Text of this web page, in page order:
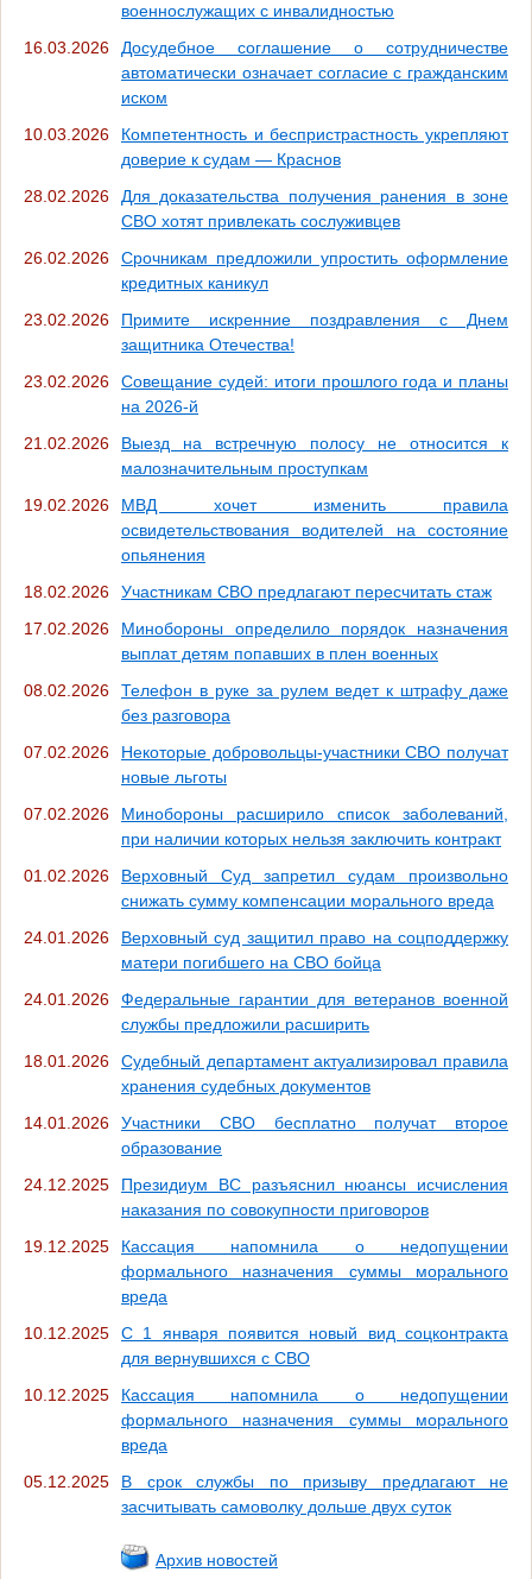
военнослужащих с инвалидностью
16.03.2026
Досудебное соглашение о сотрудничестве
автоматически означает согласие с гражданским
иском
10.03.2026
Компетентность и беспристрастность укрепляют
доверие к судам — Краснов
28.02.2026
Для доказательства получения ранения в зоне
СВО хотят привлекать сослуживцев
26.02.2026
Срочникам предложили упростить оформление
кредитных каникул
23.02.2026
Примите искренние поздравления с Днем
защитника Отечества!
23.02.2026
Совещание судей: итоги прошлого года и планы
на 2026-й
21.02.2026
Выезд на встречную полосу не относится к
малозначительным проступкам
19.02.2026
МВД хочет изменить правила
освидетельствования водителей на состояние
опьянения
18.02.2026
Участникам СВО предлагают пересчитать стаж
17.02.2026
Минобороны определило порядок назначения
выплат детям попавших в плен военных
08.02.2026
Телефон в руке за рулем ведет к штрафу даже
без разговора
07.02.2026
Некоторые добровольцы-участники СВО получат
новые льготы
07.02.2026
Минобороны расширило список заболеваний,
при наличии которых нельзя заключить контракт
01.02.2026
Верховный Суд запретил судам произвольно
снижать сумму компенсации морального вреда
24.01.2026
Верховный суд защитил право на соцподдержку
матери погибшего на СВО бойца
24.01.2026
Федеральные гарантии для ветеранов военной
службы предложили расширить
18.01.2026
Судебный департамент актуализировал правила
хранения судебных документов
14.01.2026
Участники СВО бесплатно получат второе
образование
24.12.2025
Президиум ВС разъяснил нюансы исчисления
наказания по совокупности приговоров
19.12.2025
Кассация напомнила о недопущении
формального назначения суммы морального
вреда
10.12.2025
С 1 января появится новый вид соцконтракта
для вернувшихся с СВО
10.12.2025
Кассация напомнила о недопущении
формального назначения суммы морального
вреда
05.12.2025
В срок службы по призыву предлагают не
засчитывать самоволку дольше двух суток
Архив новостей